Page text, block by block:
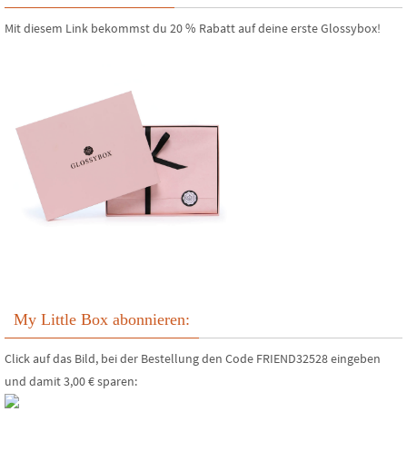
Mit diesem Link bekommst du 20 % Rabatt auf deine erste Glossybox!
My Little Box abonnieren:
Click auf das Bild, bei der Bestellung den Code FRIEND32528 eingeben
und damit 3,00 € sparen: